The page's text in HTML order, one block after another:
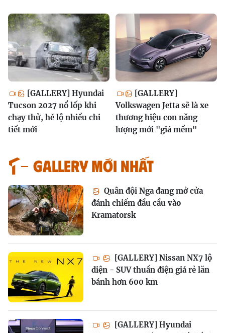
[GALLERY] Hyundai
Tucson 2027 nổ lốp khi
chạy thử, hé lộ nhiều chi
tiết mới
[GALLERY]
Volkswagen Jetta sẽ là xe
thương hiệu con năng
lượng mới "giá mềm"
GALLERY MỚI NHẤT
Quân đội Nga đang mở cửa
đánh chiếm đầu cầu vào
Kramatorsk
[GALLERY] Nissan NX7 lộ
diện - SUV thuần điện giá rẻ lăn
bánh hơn 600 km
[GALLERY] Hyundai